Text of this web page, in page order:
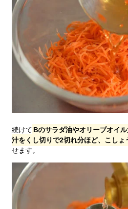
続けて Bのサラダ油やオリーブオイ
汁をくし切りで2切れ分ほど、こしょ
せます。